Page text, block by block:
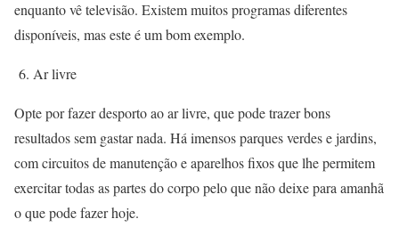
enquanto vê televisão. Existem muitos programas diferentes
disponíveis, mas este é um bom exemplo.
6. Ar livre
Opte por fazer desporto ao ar livre, que pode trazer bons
resultados sem gastar nada. Há imensos parques verdes e jardins,
com circuitos de manutenção e aparelhos fixos que lhe permitem
exercitar todas as partes do corpo pelo que não deixe para amanhã
o que pode fazer hoje.